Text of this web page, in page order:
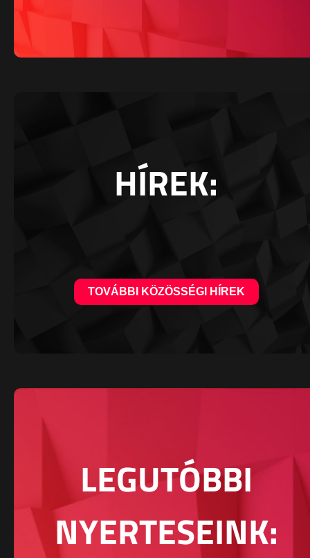
HÍREK:
TOVÁBBI KÖZÖSSÉGI HÍREK
LEGUTÓBBI
NYERTESEINK: